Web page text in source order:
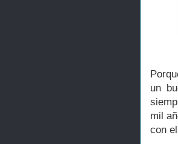
un
mil
con